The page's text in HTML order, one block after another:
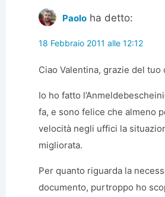
Paolo ha detto:
18 Febbraio 2011 alle 12:12
Ciao Valentina, grazie del tuo
Io ho fatto
fa, e sono felice che almeno
velocità negli uffici la
migliorata.
Per quanto riguarda la
documento, purtroppo ho